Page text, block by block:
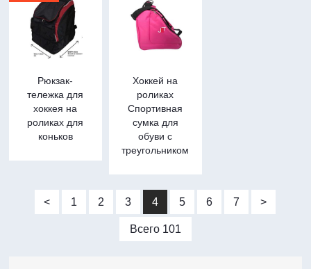
Рюкзак-
тележка для
хоккея на
роликах для
коньков
Хоккей на
роликах
Спортивная
сумка для
обуви с
треугольником
< 1 2 3 4 5 6 7 >
Всего 101